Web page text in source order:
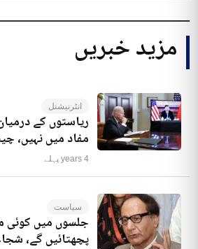
مزید خبریں
انٹرنیشنل
ریاستوں کے
مفاد میں نہیں،
4 years پہلے
سیاست
جلسوں میں کوئی
پچھتائیں گے،